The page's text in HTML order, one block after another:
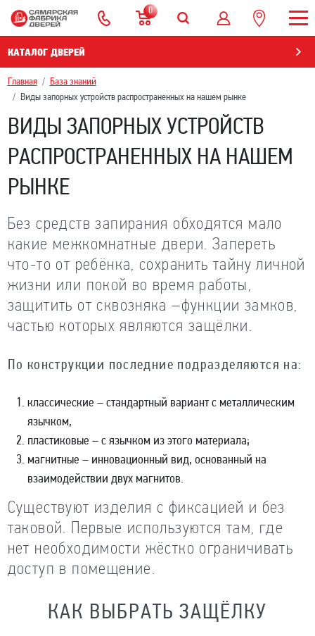
0
КАТАЛОГ ДВЕРЕЙ
Главная
База знаний
Виды запорных устройств распространенных на нашем рынке
ВИДЫ ЗАПОРНЫХ УСТРОЙСТВ
РАСПРОСТРАНЕННЫХ НА НАШЕМ
РЫНКЕ
Без средств запирания обходятся мало
какие межкомнатные двери. Запереть
что-то от ребёнка, сохранить тайну личной
жизни или покой во время работы,
защитить от сквозняка –функции замков,
частью которых являются защёлки.
По конструкции последние подразделяются на:
классические – стандартный вариант с металлическим
язычком,
пластиковые – с язычком из этого материала;
магнитные – инновационный вид, основанный на
взаимодействии двух магнитов.
Существуют изделия с фиксацией и без
таковой. Первые используются там, где
нет необходимости жёстко ограничивать
доступ в помещение.
КАК ВЫБРАТЬ ЗАЩЁЛКУ